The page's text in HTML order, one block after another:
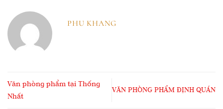
PHU KHANG
Văn phòng phẩm tại Thống
Nhất
VĂN PHÒNG PHẨM ĐỊNH QUÁN